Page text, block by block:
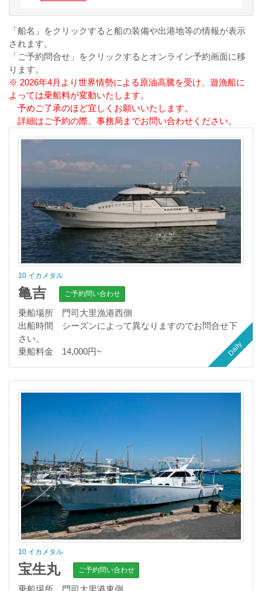
「船名」をクリックすると船の装備や出港地等の情報が表示
されます。
「ご予約問合せ」をクリックするとオンライン予約画面に移
ります。
※ 2026年4月より世界情勢による原油高騰を受け、遊漁船に
よっては乗船料が変動いたします。
予めご了承のほど宜しくお願いいたします。
詳細はご予約の際、事務局までお問い合わせください。
Daily
10 イカメタル
亀吉 ご予約問い合わせ
乗船場所 門司大里漁港西側
出船時間 シーズンによって異なりますのでお問合せ下
さい。
乗船料金 14,000円~
10 イカメタル
宝生丸 ご予約問い合わせ
乗船場所 門司大里港東側